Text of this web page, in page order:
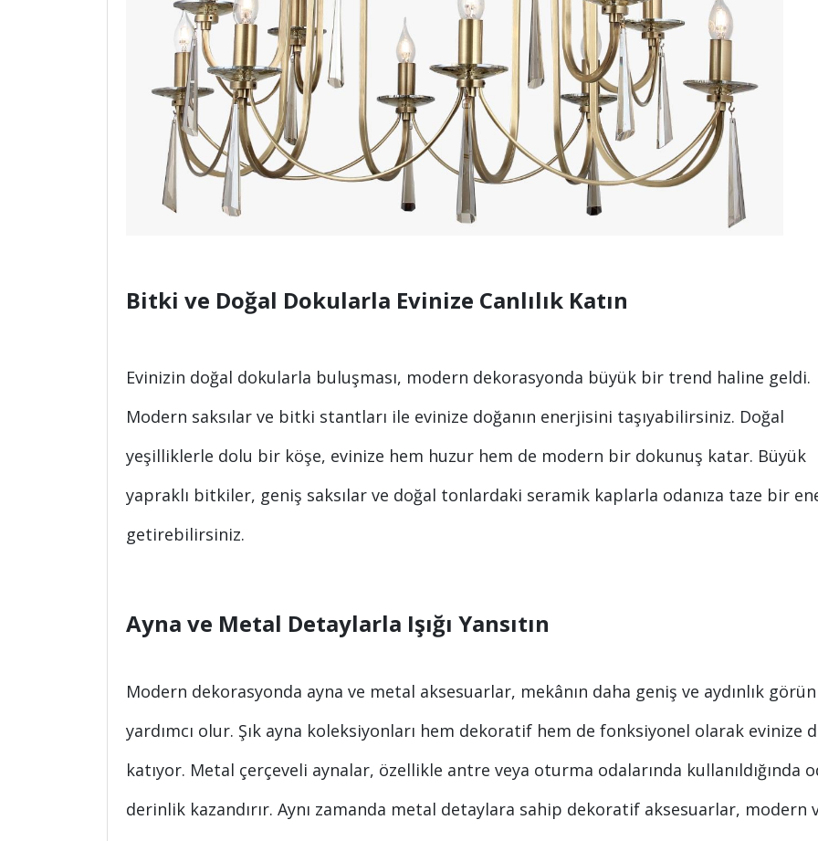
Bitki ve Doğal Dokularla Evinize Canlılık Katın
Evinizin doğal dokularla buluşması, modern dekorasyonda büyük bir trend haline geldi.
Modern saksılar ve bitki stantları ile evinize doğanın enerjisini taşıyabilirsiniz. Doğal
yeşilliklerle dolu bir köşe, evinize hem huzur hem de modern bir dokunuş katar. Büyük
yapraklı bitkiler, geniş saksılar ve doğal tonlardaki seramik kaplarla odanıza taze bir
getirebilirsiniz.
Ayna ve Metal Detaylarla Işığı Yansıtın
Modern dekorasyonda ayna ve metal aksesuarlar, mekânın daha geniş ve aydınlık
yardımcı olur. Şık ayna koleksiyonları hem dekoratif hem de fonksiyonel olarak evinize
katıyor. Metal çerçeveli aynalar, özellikle antre veya oturma odalarında kullanıldığında
derinlik kazandırır. Aynı zamanda metal detaylara sahip dekoratif aksesuarlar, modern